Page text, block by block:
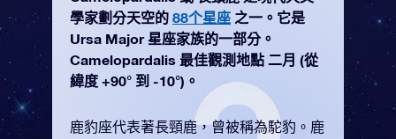
學家劃分天空的 88个星座 之一。它是
Ursa Major 星座家族的一部分。
Camelopardalis 最佳觀測地點 二月 (從
緯度 +90° 到 -10°)。
鹿豹座代表著長頸鹿，曾被稱為駝豹。鹿